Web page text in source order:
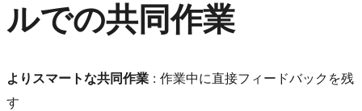
ルでの共同作業
よりスマートな共同作業 : 作業中に直接フィードバックを残
す